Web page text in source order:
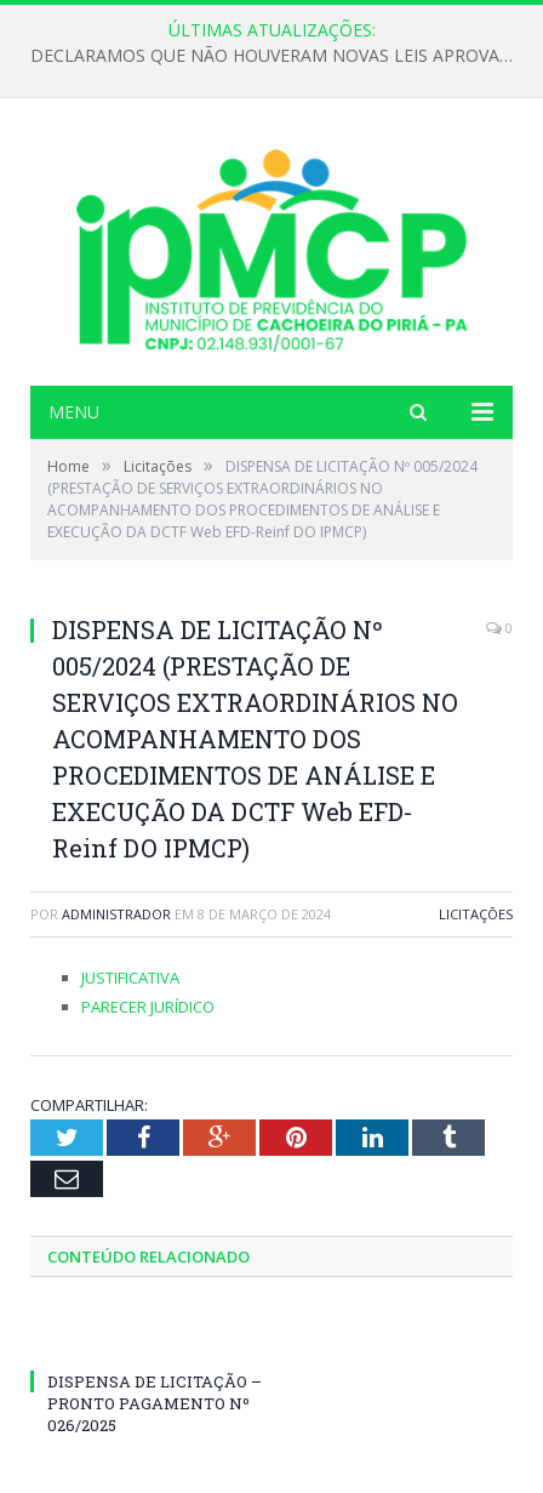
ÚLTIMAS ATUALIZAÇÕES:
DECLARAMOS QUE NÃO HOUVERAM NOVAS LEIS APROVADAS ATÉ O MOMENTO PARA O INSTITUTO DE PREVIDÊNCIA NO ANO DE 2026
MENU
Home » Licitações »
DISPENSA DE LICITAÇÃO Nº 005/2024
(PRESTAÇÃO DE SERVIÇOS EXTRAORDINÁRIOS NO
ACOMPANHAMENTO DOS PROCEDIMENTOS DE ANÁLISE E
EXECUÇÃO DA DCTF Web EFD-Reinf DO IPMCP)
DISPENSA DE LICITAÇÃO Nº
005/2024 (PRESTAÇÃO DE
SERVIÇOS EXTRAORDINÁRIOS NO
ACOMPANHAMENTO DOS
PROCEDIMENTOS DE ANÁLISE E
EXECUÇÃO DA DCTF Web EFD-
Reinf DO IPMCP)
0
POR ADMINISTRADOR EM 8 DE MARÇO DE 2024 LICITAÇÕES
JUSTIFICATIVA
PARECER JURÍDICO
COMPARTILHAR:
TwitterFacebookGoogle+PinterestLinkedInTumblr
Email
CONTEÚDO RELACIONADO
DISPENSA DE LICITAÇÃO –
PRONTO PAGAMENTO Nº
026/2025